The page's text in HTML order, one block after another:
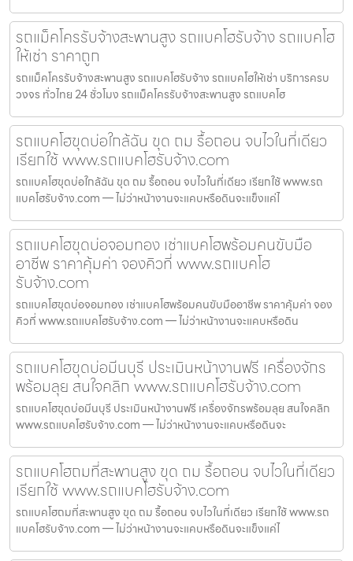
รถแม็คโครรับจ้างสะพานสูง รถแบคโฮรับจ้าง รถแบคโฮ
ให้เช่า ราคาถูก
รถแม็คโครรับจ้างสะพานสูง รถแบคโฮรับจ้าง รถแบคโฮให้เช่า บริการครบ
วงจร ทั่วไทย 24 ชั่วโมง รถแม็คโครรับจ้างสะพานสูง รถแบคโฮ
รถแบคโฮขุดบ่อใกล้ฉัน ขุด ถม รื้อถอน จบไวในที่เดียว
เรียกใช้ www.รถแบคโฮรับจ้าง.com
รถแบคโฮขุดบ่อใกล้ฉัน ขุด ถม รื้อถอน จบไวในที่เดียว เรียกใช้ www.รถ
แบคโฮรับจ้าง.com — ไม่ว่าหน้างานจะแคบหรือดินจะแข็งแค่ไ
รถแบคโฮขุดบ่อจอมทอง เช่าแบคโฮพร้อมคนขับมือ
อาชีพ ราคาคุ้มค่า จองคิวที่ www.รถแบคโฮ
รับจ้าง.com
รถแบคโฮขุดบ่อจอมทอง เช่าแบคโฮพร้อมคนขับมืออาชีพ ราคาคุ้มค่า จอง
คิวที่ www.รถแบคโฮรับจ้าง.com — ไม่ว่าหน้างานจะแคบหรือดิน
รถแบคโฮขุดบ่อมีนบุรี ประเมินหน้างานฟรี เครื่องจักร
พร้อมลุย สนใจคลิก www.รถแบคโฮรับจ้าง.com
รถแบคโฮขุดบ่อมีนบุรี ประเมินหน้างานฟรี เครื่องจักรพร้อมลุย สนใจคลิก
www.รถแบคโฮรับจ้าง.com — ไม่ว่าหน้างานจะแคบหรือดินจะ
รถแบคโฮถมที่สะพานสูง ขุด ถม รื้อถอน จบไวในที่เดียว
เรียกใช้ www.รถแบคโฮรับจ้าง.com
รถแบคโฮถมที่สะพานสูง ขุด ถม รื้อถอน จบไวในที่เดียว เรียกใช้ www.รถ
แบคโฮรับจ้าง.com — ไม่ว่าหน้างานจะแคบหรือดินจะแข็งแค่ไ